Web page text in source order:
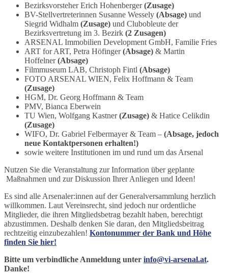
Bezirksvorsteher Erich Hohenberger(Zusage)
BV-Stellvertreterinnen Susanne Wessely (Absage) und
Siegrid Widhalm (Zusage) und Clubobleute der
Bezirksvertretung im 3. Bezirk (2 Zusagen)
ARSENAL Immobilien Development GmbH, Familie Fries
ART for ART, Petra Höfinger(Absage) & Martin
Hoffelner(Absage)
Filmmuseum LAB, Christoph Fintl (Absage)
FOTO ARSENAL WIEN, Felix Hoffmann & Team
(Zusage)
HGM, Dr. Georg Hoffmann & Team
PMV, Bianca Eberwein
TU Wien, Wolfgang Kastner(Zusage) & Hatice Celikdin
(Zusage)
WIFO, Dr. Gabriel Felbermayer & Team – (Absage, jedoch
neue Kontaktpersonen erhalten!)
sowie weitere Institutionen im und rund um das Arsenal
Nutzen Sie die Veranstaltung zur Information über geplante
Maßnahmen und zur Diskussion Ihrer Anliegen und Ideen!
Es sind alle Arsenaler:innen auf der Generalversammlung herzlich
willkommen. Laut Vereinsrecht, sind jedoch nur ordentliche
Mitglieder, die ihren Mitgliedsbetrag bezahlt haben, berechtigt
abzustimmen. Deshalb denken Sie daran, den Mitgliedsbeitrag
rechtzeitig einzubezahlen! Kontonummer der Bank und Höhe
finden Sie hier!
Bitte um verbindliche Anmeldung unter info@vi-arsenal.at.
Danke!